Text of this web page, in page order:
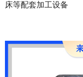
床等配套加工设备